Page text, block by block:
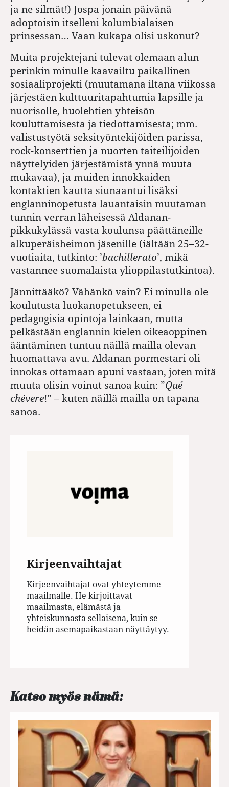
ja ne silmät!) Jospa jonain päivänä
adoptoisin itselleni kolumbialaisen
prinsessan… Vaan kukapa olisi uskonut?
Muita projektejani tulevat olemaan alun
perinkin minulle kaavailtu paikallinen
sosiaaliprojekti (muutamana iltana viikossa
järjestäen kulttuuritapahtumia lapsille ja
nuorisolle, huolehtien yhteisön
kouluttamisesta ja tiedottamisesta; mm.
valistustyötä seksityöntekijöiden parissa,
rock-konserttien ja nuorten taiteilijoiden
näyttelyiden järjestämistä ynnä muuta
mukavaa), ja muiden innokkaiden
kontaktien kautta siunaantui lisäksi
englanninopetusta lauantaisin muutaman
tunnin verran läheisessä Aldanan-
pikkukylässä vasta koulunsa päättäneille
alkuperäisheimon jäsenille (iältään 25–32-
vuotiaita, tutkinto: ’bachillerato’, mikä
vastannee suomalaista ylioppilastutkintoa).
Jännittääkö? Vähänkö vain? Ei minulla ole
koulutusta luokanopetukseen, ei
pedagogisia opintoja lainkaan, mutta
pelkästään englannin kielen oikeaoppinen
ääntäminen tuntuu näillä mailla olevan
huomattava avu. Aldanan pormestari oli
innokas ottamaan apuni vastaan, joten mitä
muuta olisin voinut sanoa kuin: ”Qué
chévere!” – kuten näillä mailla on tapana
sanoa.
Kirjeenvaihtajat
Kirjeenvaihtajat ovat yhteytemme
maailmalle. He kirjoittavat
maailmasta, elämästä ja
yhteiskunnasta sellaisena, kuin se
heidän asemapaikastaan näyttäytyy.
Katso myös nämä: